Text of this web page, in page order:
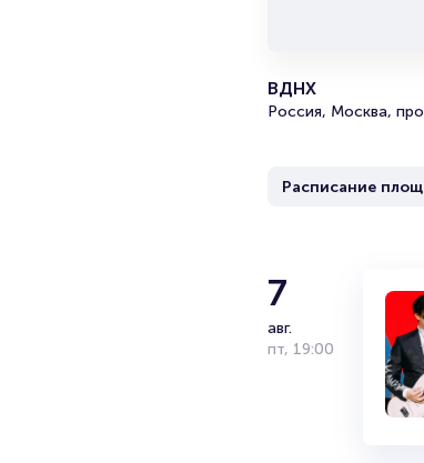
ВДНХ
Россия, Москва,
Расписание
7
авг.
пт, 19:00